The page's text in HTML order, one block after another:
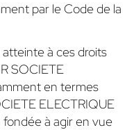
par le Code de la
à ces droits
SOCIETE
en termes
ELECTRIQUE
fondée à agir en vue